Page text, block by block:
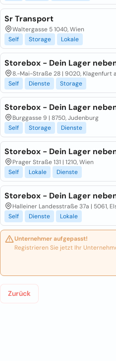
Sr Transport
Waltergasse 5 1040, Wien
Self
Storage Lokale
Storebox - Dein Lager
8.-Mai-Straße 28 | 9020, Klagenfurt
Self
Dienste Storage
Storebox - Dein Lager
Burggasse 9 | 8750, Judenburg
Self
Storage Dienste
Storebox - Dein Lager
Prager Straße 131 | 1210, Wien
Self
Lokale Dienste
Storebox - Dein Lager
Halleiner Landesstraße 37a | 5061,
Self
Dienste Lokale
Unternehmer aufgepasst!
Registrieren Sie jetzt Ihr
Zurück